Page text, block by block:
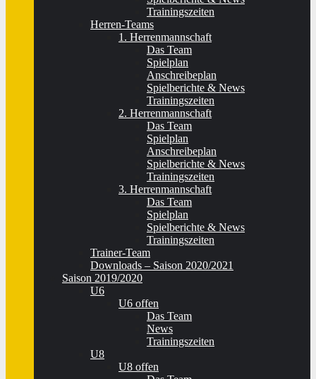
Trainingszeiten
Herren-Teams
1. Herrenmannschaft
Das Team
Spielplan
Anschreibeplan
Spielberichte & News
Trainingszeiten
2. Herrenmannschaft
Das Team
Spielplan
Anschreibeplan
Spielberichte & News
Trainingszeiten
3. Herrenmannschaft
Das Team
Spielplan
Spielberichte & News
Trainingszeiten
Trainer-Team
Downloads – Saison 2020/2021
Saison 2019/2020
U6
U6 offen
Das Team
News
Trainingszeiten
U8
U8 offen